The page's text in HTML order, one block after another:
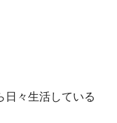
日々生活している